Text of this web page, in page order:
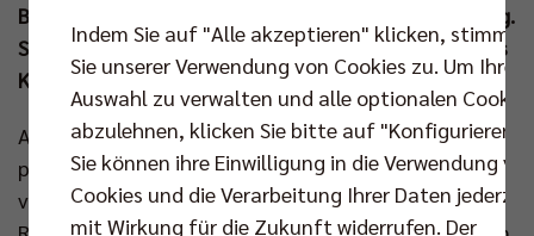
Bodensee war personell zuletzt ordentlich Bewegung.
So scheint das Dauerduell wieder bereit für ein neues
Kapitel.
Am Freitag ging es für die BR Volleys von Ljubljana
per Flieger nach München, wo der Mannschaftsbus
von Prima Klima Reisen wartete, um die Berliner
Indem Sie auf "Alle akzeptieren" klicken, stimmen
Sie unserer Verwendung von Cookies zu. Um Ihre
Auswahl zu verwalten und alle optionalen Cookies
abzulehnen, klicken Sie bitte auf "Konfigurieren".
Sie können ihre Einwilligung in die Verwendung
Cookies und die Verarbeitung Ihrer Daten
mit Wirkung für die Zukunft widerrufen. Der